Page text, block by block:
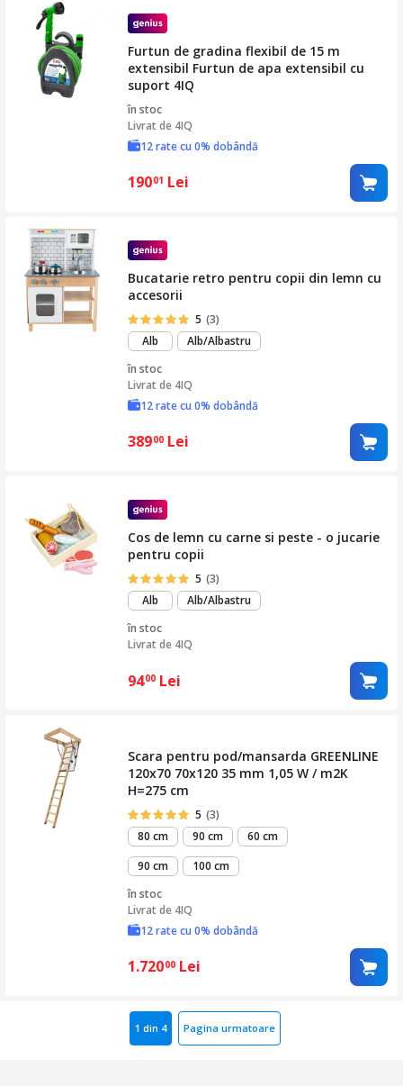
Furtun de gradina flexibil de 15 m
extensibil Furtun de apa extensibil cu
suport 4IQ
în stoc
Livrat de 4IQ
12 rate cu 0% dobândă
19001 Lei
Bucatarie retro pentru copii din lemn cu
accesorii
5 (3)
Alb
Alb/Albastru
în stoc
Livrat de 4IQ
12 rate cu 0% dobândă
38900 Lei
Cos de lemn cu carne si peste - o jucarie
pentru copii
5 (3)
Alb
Alb/Albastru
în stoc
Livrat de 4IQ
9400 Lei
Scara pentru pod/mansarda GREENLINE
120x70 70x120 35 mm 1,05 W / m2K
H=275 cm
5 (3)
80 cm
90 cm
60 cm
90 cm
100 cm
în stoc
Livrat de 4IQ
12 rate cu 0% dobândă
1.72000 Lei
1 din 4 Pagina urmatoare